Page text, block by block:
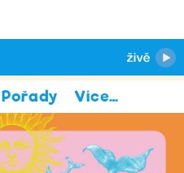
Pořady Více…